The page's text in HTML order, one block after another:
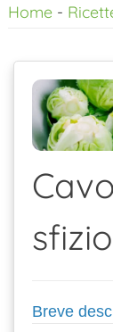
alHome-
Breve